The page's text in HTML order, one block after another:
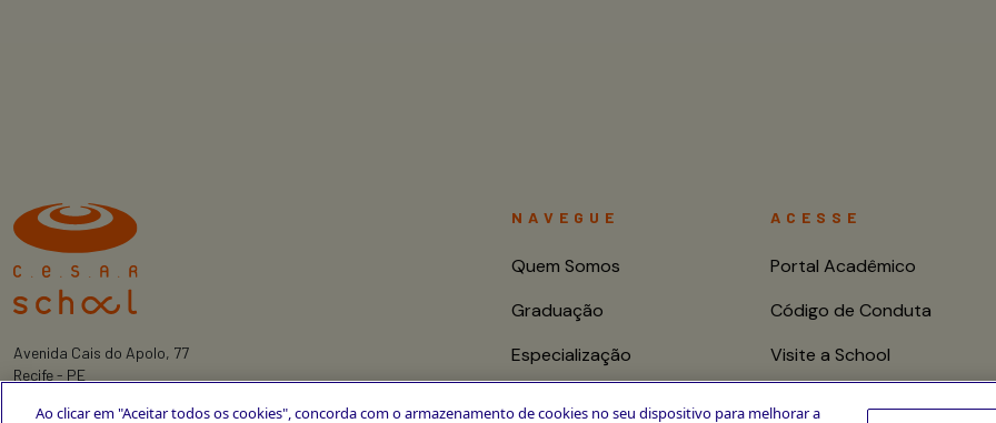
Avenida Cais do Apolo, 77
Recife - PE
+55 81 3419-6700
NAVEGUE
Quem Somos
Graduação
Especialização
ACESSE
Portal Acadêmico
Código de Conduta
Visite a School
Ao clicar em "Aceitar todos os cookies", concorda com o armazenamento de cookies no seu dispositivo para melhorar a